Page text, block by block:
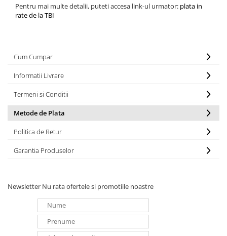
Pentru mai multe detalii, puteti accesa link-ul urmator: plata in
rate de la TBI
Cum Cumpar
Informatii Livrare
Termeni si Conditii
Metode de Plata
Politica de Retur
Garantia Produselor
Newsletter Nu rata ofertele si promotiile noastre